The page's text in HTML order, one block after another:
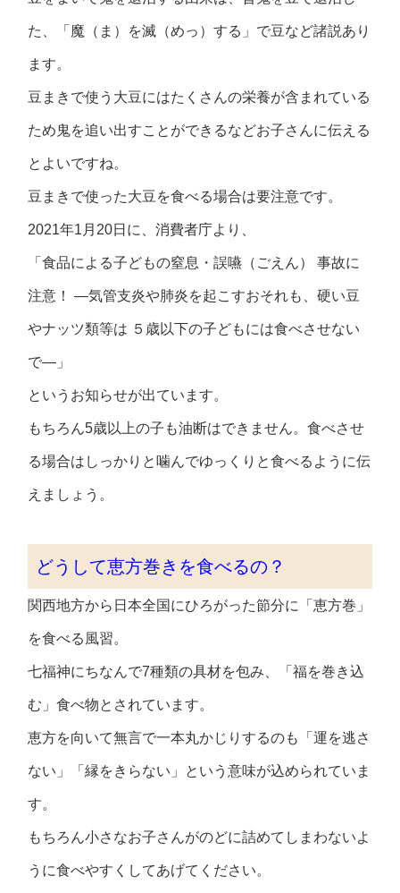
た、「魔（ま）を滅（めっ）する」で豆など諸説あり
ます。
豆まきで使う大豆にはたくさんの栄養が含まれている
ため鬼を追い出すことができるなどお子さんに伝える
とよいですね。
豆まきで使った大豆を食べる場合は要注意です。
2021年1月20日に、消費者庁より、
「食品による子どもの窒息・誤嚥（ごえん） 事故に
注意！ ―気管支炎や肺炎を起こすおそれも、硬い豆
やナッツ類等は ５歳以下の子どもには食べさせない
で―」
というお知らせが出ています。
もちろん5歳以上の子も油断はできません。食べさせ
る場合はしっかりと噛んでゆっくりと食べるように伝
えましょう。
どうして恵方巻きを食べるの？
関西地方から日本全国にひろがった節分に「恵方巻」
を食べる風習。
七福神にちなんで7種類の具材を包み、「福を巻き込
む」食べ物とされています。
恵方を向いて無言で一本丸かじりするのも「運を逃さ
ない」「縁をきらない」という意味が込められていま
す。
もちろん小さなお子さんがのどに詰めてしまわないよ
うに食べやすくしてあげてください。